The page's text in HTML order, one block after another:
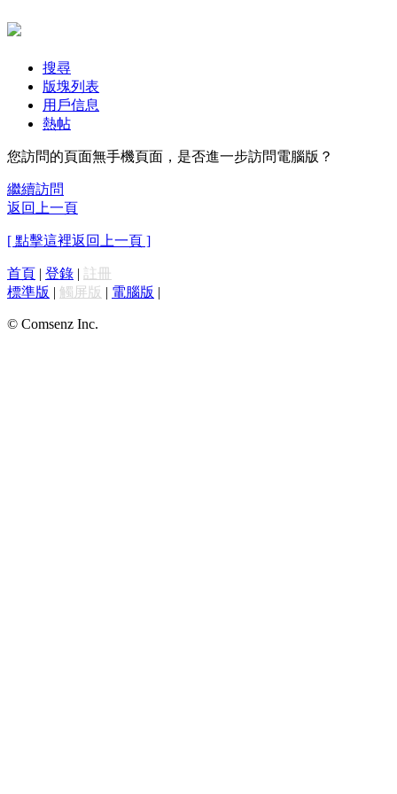
搜尋
版塊列表
用戶信息
熱帖
您訪問的頁面無手機頁面，是否進一步訪問電腦版？
繼續訪問
返回上一頁
[ 點擊這裡返回上一頁 ]
首頁 | 登錄 | 註冊
標準版 | 觸屏版 | 電腦版 |
© Comsenz Inc.